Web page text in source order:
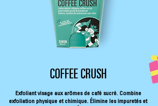
COFFEE CRUSH
Exfoliant visage aux arômes de café sucré. Combine
exfoliation physique et chimique. Élimine les impuretés et